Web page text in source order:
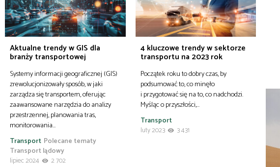
Aktualne trendy w GIS dla
branży transportowej
Systemy informacji geograficznej (GIS)
zrewolucjonizowały sposób, w jaki
zarządza się transportem, oferując
zaawansowane narzędzia do analizy
przestrzennej, planowania tras,
monitorowania…
Polecane tematy
Transport
Transport lądowy
lipiec 2024
2 702
4 kluczowe trendy w sektorze
transportu na 2023 rok
Początek roku to dobry czas, by
podsumować to, co minęło
i przygotować się na to, co nadchodzi.
Myśląc o przyszłości,…
Transport
luty 2023
3 431